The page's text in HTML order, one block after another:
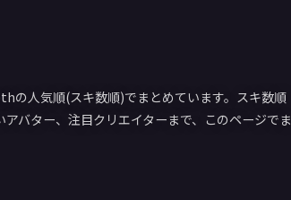
の人気順(スキ数順)でまとめています。スキ数順
バター、注目クリエイターまで、このページでま